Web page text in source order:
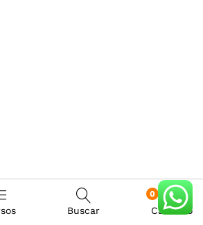
Buscar
0
Carrinho